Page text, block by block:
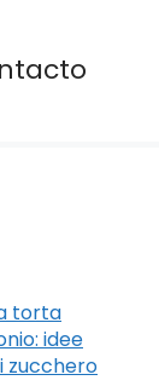
torta
idee
zucchero